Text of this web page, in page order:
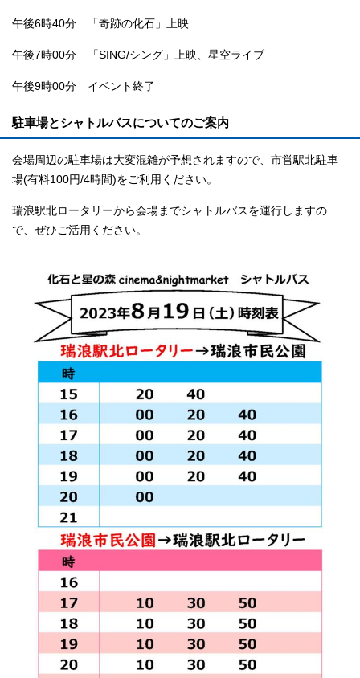
午後6時40分 「奇跡の化石」上映
午後7時00分 「SING/シング」上映、星空ライブ
午後9時00分 イベント終了
駐車場とシャトルバスについてのご案内
会場周辺の駐車場は大変混雑が予想されますので、市営駅北駐車
場(有料100円/4時間)をご利用ください。
瑞浪駅北ロータリーから会場までシャトルバスを運行しますの
で、ぜひご活用ください。